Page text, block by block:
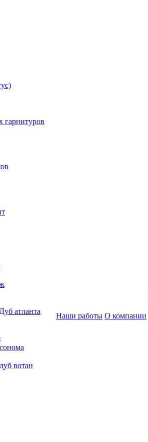
гарнитуров
атланта
вотан
Наши работы О компании